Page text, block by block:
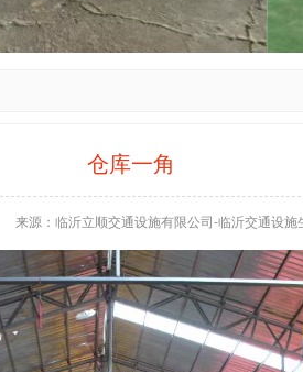
仓库一角
来源：临沂立顺交通设施有限公司-临沂交通设施